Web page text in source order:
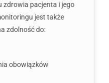
zdrowia pacjenta i jego
jest także
zdolność do:
obowiązków